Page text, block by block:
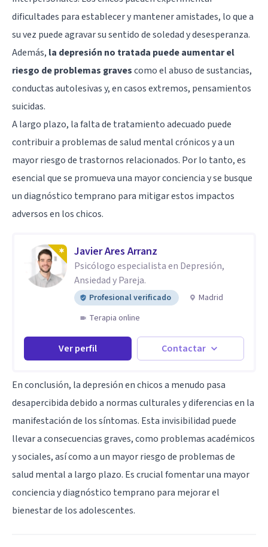
dificultades para establecer y mantener amistades, lo que a
su vez puede agravar su sentido de soledad y desesperanza.
Además, la depresión no tratada puede aumentar el
riesgo de problemas gravescomo el abuso de sustancias,
conductas autolesivas y, en casos extremos, pensamientos
suicidas.
A largo plazo, la falta de tratamiento adecuado puede
contribuir a problemas de salud mental crónicos y a un
mayor riesgo de trastornos relacionados. Por lo tanto, es
esencial que se promueva una mayor conciencia y se busque
un diagnóstico temprano para mitigar estos impactos
adversos en los chicos.
Javier Ares Arranz
Psicólogo especialista en Depresión,
Ansiedad y Pareja.
Profesional verificado
Madrid
Terapia online
Ver perfil Contactar
En conclusión, la depresión en chicos a menudo pasa
desapercibida debido a normas culturales y diferencias en la
manifestación de los síntomas. Esta invisibilidad puede
llevar a consecuencias graves, como problemas académicos
y sociales, así como a un mayor riesgo de problemas de
salud mental a largo plazo. Es crucial fomentar una mayor
conciencia y diagnóstico temprano para mejorar el
bienestar de los adolescentes.